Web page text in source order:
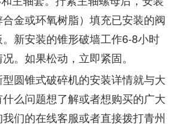
金或环氧树脂）填充已安装的阀
新安装的锥形破墙工作6-8小时
。如果松动，立即紧固。
锥式破碎机的安装详情就与大
么问题想了解或者想购买的广大
们的在线客服或者直接拨打青州